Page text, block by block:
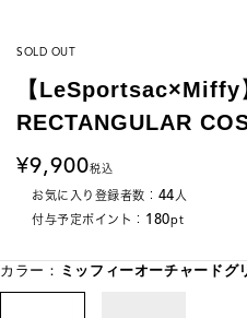
SOLD OUT
【LeSportsac×Miffy
RECTANGULAR
9,900税込
お気に入り登録者数： 44人
付与予定ポイント： 180pt
カラー： ミッフィーオーチャードグ